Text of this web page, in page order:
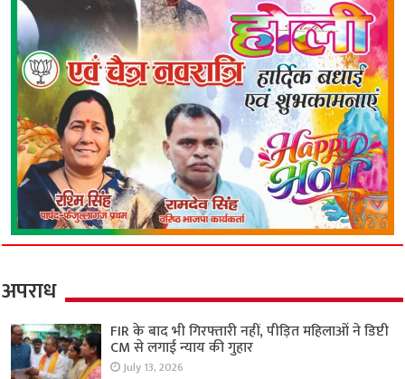
अपराध
FIR के बाद भी गिरफ्तारी नहीं, पीड़ित महिलाओं ने डिप्टी
CM से लगाई न्याय की गुहार
July 13, 2026